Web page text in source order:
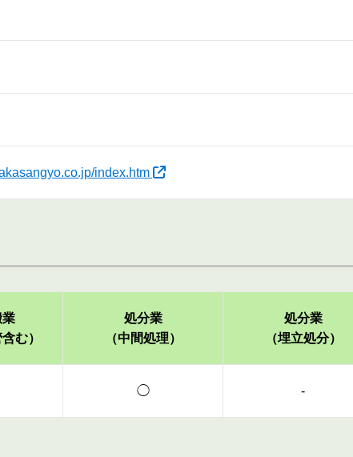
index.htm
業
む）
処分業
（中間処理）
処分業
（埋立処分）
◯ -